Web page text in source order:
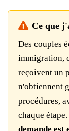
Ce que
Des couples
immigration,
reçoivent un
n'obtiennent
procédures,
chaque étape.